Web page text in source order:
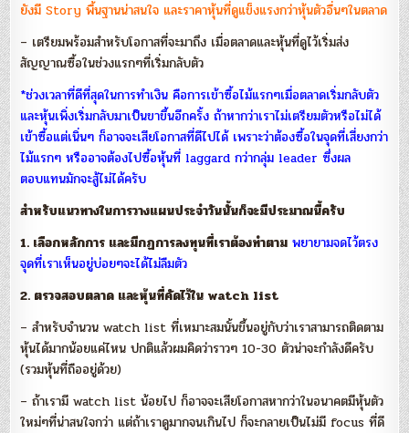
ยังมี Story พื้นฐานน่าสนใจ และราคาหุ้นที่ดูแข็งแรงกว่าหุ้นตัวอื่นๆในตลาด
– เตรียมพร้อมสำหรับโอกาสที่จะมาถึง เมื่อตลาดและหุ้นที่ดูไว้เริ่มส่ง
สัญญาณซื้อในช่วงแรกๆที่เริ่มกลับตัว
*ช่วงเวลาที่ดีที่สุดในการทำเงิน คือการเข้าซื้อไม้แรกๆเมื่อตลาดเริ่มกลับตัว
และหุ้นเพิ่งเริ่มกลับมาเป็นขาขึ้นอีกครั้ง ถ้าหากว่าเราไม่เตรียมตัวหรือไม่ได้
เข้าซื้อแต่เนิ่นๆ ก็อาจจะเสียโอกาสที่ดีไปได้ เพราะว่าต้องซื้อในจุดที่เสี่ยงกว่า
ไม้แรกๆ หรืออาจต้องไปซื้อหุ้นที่ laggard กว่ากลุ่ม leader ซึ่งผล
ตอบแทนมักจะสู้ไม่ได้ครับ
สำหรับแนวทางในการวางแผนประจำวันนั้นก็จะมีประมาณนี้ครับ
1. เลือกหลักการ และมีกฏการลงทุนที่เราต้องทำตาม พยายามจดไว้ตรง
จุดที่เราเห็นอยู่บ่อยๆจะได้ไม่ลืมตัว
2. ตรวจสอบตลาด และหุ้นที่คัดไว้ใน watch list
– สำหรับจำนวน watch list ที่เหมาะสมนั้นขึ้นอยู่กับว่าเราสามารถติดตาม
หุ้นได้มากน้อยแค่ไหน ปกติแล้วผมคิดว่าราวๆ 10-30 ตัวน่าจะกำลังดีครับ
(รวมหุ้นที่ถืออยู่ด้วย)
– ถ้าเรามี watch list น้อยไป ก็อาจจะเสียโอกาสหากว่าในอนาคตมีหุ้นตัว
ใหม่ๆที่น่าสนใจกว่า แต่ถ้าเราดูมากจนเกินไป ก็จะกลายเป็นไม่มี focus ที่ดี